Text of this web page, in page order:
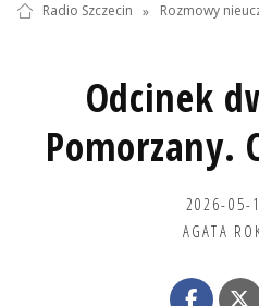
Radio Szczecin » Rozmowy
Odcinek
Pomorzany.
2026-05-
AGATA